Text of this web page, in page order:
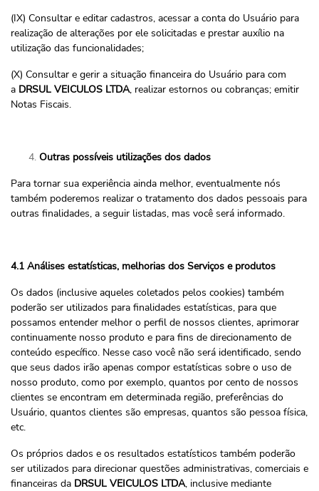
(IX) Consultar e editar cadastros, acessar a conta do Usuário para
realização de alterações por ele solicitadas e prestar auxílio na
utilização das funcionalidades;
(X) Consultar e gerir a situação financeira do Usuário para com
a DRSUL VEICULOS LTDA, realizar estornos ou cobranças; emitir
Notas Fiscais.
Outras possíveis utilizações dos dados
Para tornar sua experiência ainda melhor, eventualmente nós
também poderemos realizar o tratamento dos dados pessoais para
outras finalidades, a seguir listadas, mas você será informado.
4.1 Análises estatísticas, melhorias dos Serviços e produtos
Os dados (inclusive aqueles coletados pelos cookies) também
poderão ser utilizados para finalidades estatísticas, para que
possamos entender melhor o perfil de nossos clientes, aprimorar
continuamente nosso produto e para fins de direcionamento de
conteúdo específico. Nesse caso você não será identificado, sendo
que seus dados irão apenas compor estatísticas sobre o uso de
nosso produto, como por exemplo, quantos por cento de nossos
clientes se encontram em determinada região, preferências do
Usuário, quantos clientes são empresas, quantos são pessoa física,
etc.
Os próprios dados e os resultados estatísticos também poderão
ser utilizados para direcionar questões administrativas, comerciais e
financeiras da DRSUL VEICULOS LTDA, inclusive mediante